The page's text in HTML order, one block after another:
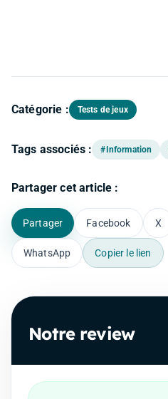
Catégorie : Tests de jeux
Tags associés : #Information
Partager cet article :
Partager Facebook X
WhatsApp Copier le lien
Notre review